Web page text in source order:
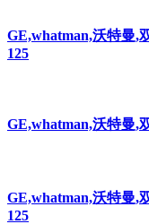
GE,whatman,沃特曼,
125
GE,whatman,沃特曼,
GE,whatman,沃特曼,
125